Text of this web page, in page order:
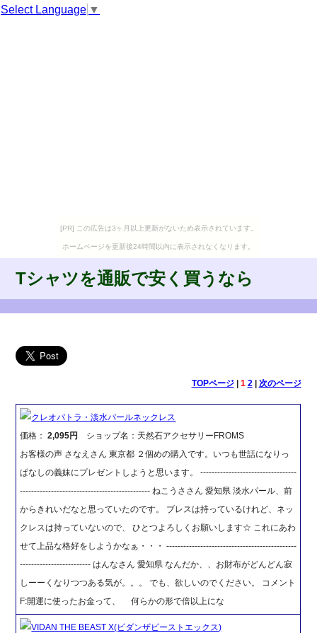
Select Language ▼
[PR] この広告は3ヶ月以上更新がないため表示されています。
ホームページを更新後24時間以内に表示されなくなります。
Tシャツを通販で安く買うなら
TOPページ| 1 2| 次のページ
クレオパトラ・淡水パールネックレス
価格：2,095円
ショップ名：天然石アクセサリーFROMS
お客様の声 さなえさん 東京都 ２個めの購入です。いつも世話になりっ
ぱなしの義妹にプレゼントしようと思います。 ----------------------------------
---------------------------------------------- ねこうささん 愛知県 淡水パール、前
からきれいだなと思っていたのです。 ブレスは持っているけれど、ネッ
クレスは持っていないので、 ひとつよろしくお願いします☆ これにあわ
せて上品な格好をしようかなぁ・・・ ----------------------------------------------
------------------------- はんなさん 愛知県 なんだか、、お財布がどんどん寂
しーーくなりつつある気が。。。 でも、欲しいのでください。 コメント
F:開運に使ったお金って、 何らかの形で倍以上にな
VIDAN THE BEAST X(ビダンザビーストエックス)